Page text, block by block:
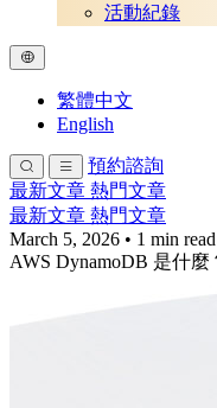
活動紀錄
繁體中文
English
預約諮詢
最新文章 熱門文章
最新文章 熱門文章
March 5, 2026 • 1 min read
AWS DynamoDB 是什